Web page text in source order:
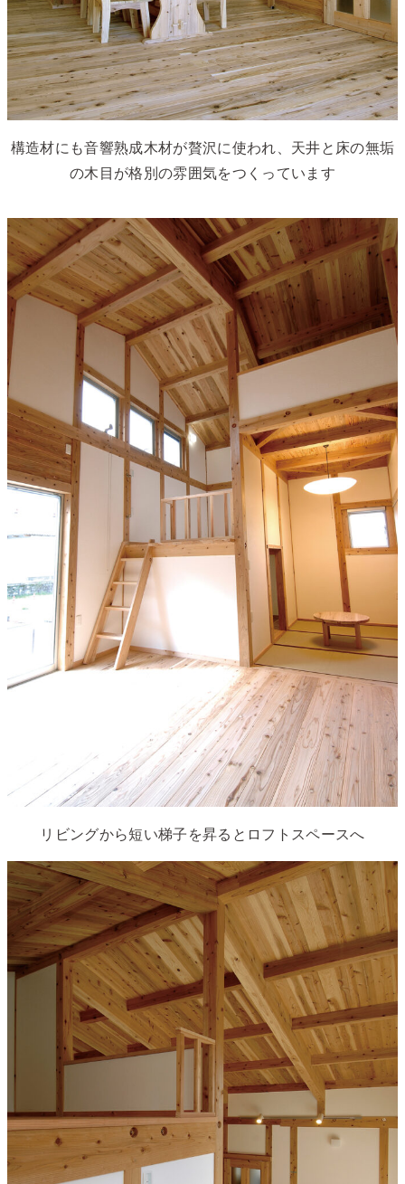
構造材にも音響熟成木材が贅沢に使われ、天井と床の無垢
の木目が格別の雰囲気をつくっています
リビングから短い梯子を昇るとロフトスペースへ